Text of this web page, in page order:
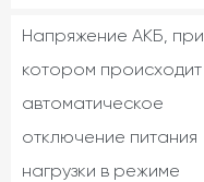
Напряжение АКБ, при
котором происходит
автоматическое
отключение питания
нагрузки в режиме